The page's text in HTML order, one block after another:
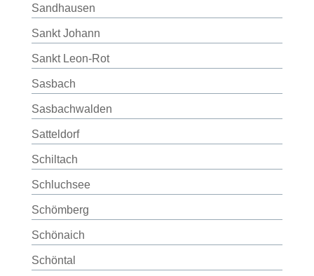
Sandhausen
Sankt Johann
Sankt Leon-Rot
Sasbach
Sasbachwalden
Satteldorf
Schiltach
Schluchsee
Schömberg
Schönaich
Schöntal